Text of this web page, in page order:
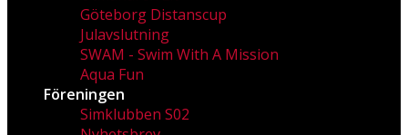
Göteborg Distanscup
Julavslutning
SWAM - Swim With A Mission
Aqua Fun
Föreningen
Simklubben S02